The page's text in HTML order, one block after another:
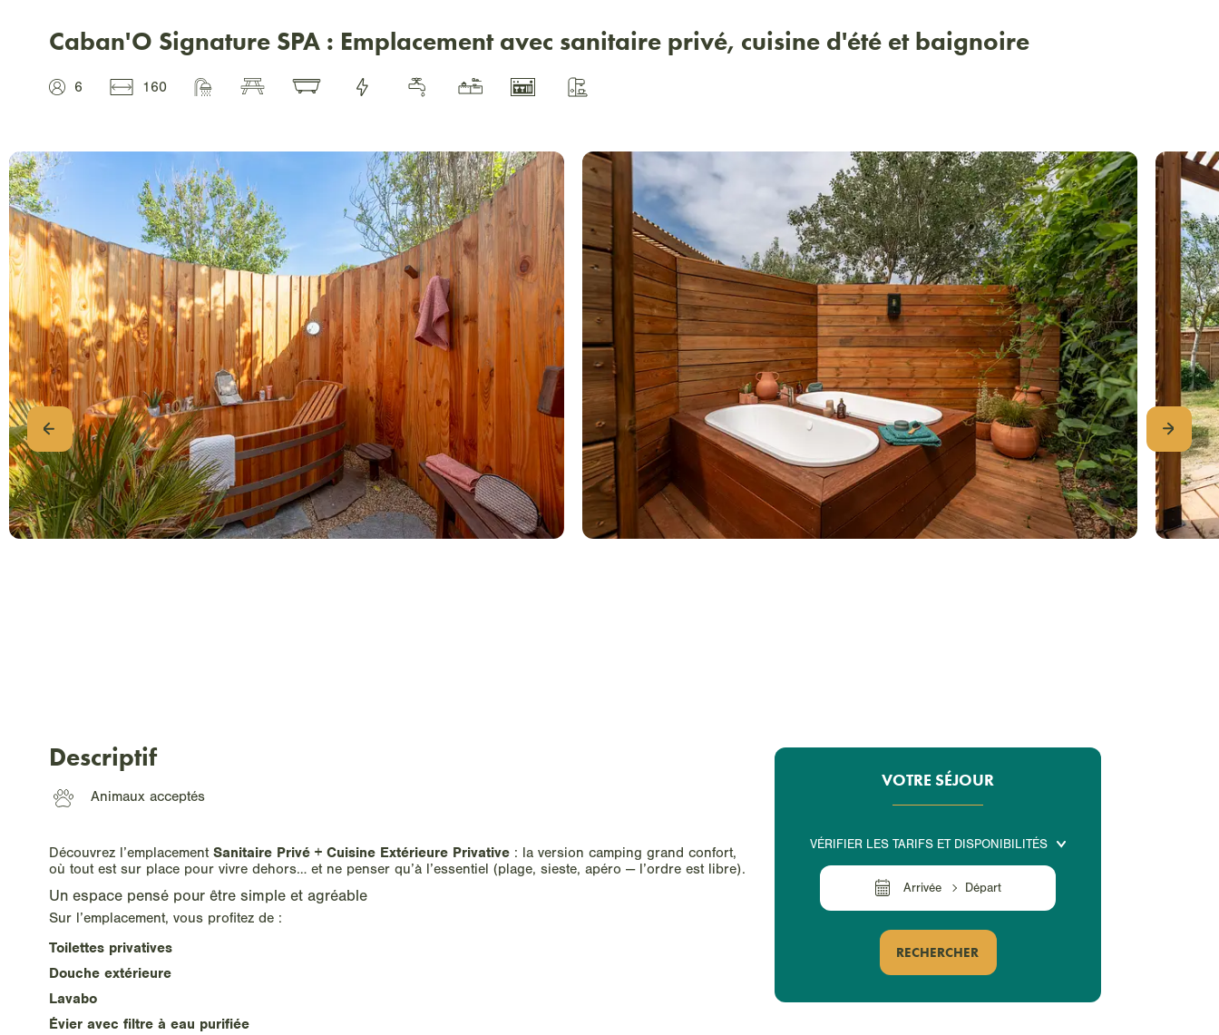
Caban'O Signature SPA : Emplacement avec sanitaire privé, cuisine d'été et baignoire
6 160
VOTRE SÉJOUR
VÉRIFIER LES TARIFS ET DISPONIBILITÉS
Arrivée Départ
RECHERCHER
Descriptif
Animaux acceptés
Découvrez l’emplacement Sanitaire Privé + Cuisine Extérieure Privative: la version camping grand confort,
où tout est sur place pour vivre dehors… et ne penser qu’à l’essentiel (plage, sieste, apéro — l’ordre est libre).
Un espace pensé pour être simple et agréable
Sur l’emplacement, vous profitez de :
Toilettes privatives
Douche extérieure
Lavabo
Évier avec filtre à eau purifiée